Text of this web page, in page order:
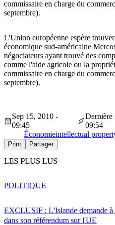
commissaire en charge du
septembre).
L'Union européenne espère
économique sud-américaine
négociateurs ayant trouvé des
comme l'aide agricole ou la
commissaire en charge du
septembre).
Sep 15, 2010 -
09:45
Dernière
09:54
Économieintellectual
Print Partager
LES PLUS LUS
EXCLUSIF : L'Islande demande à
dans son référendum sur l'UE
POLITIQUE